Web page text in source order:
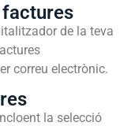
de la teva
correu electrònic.
la selecció